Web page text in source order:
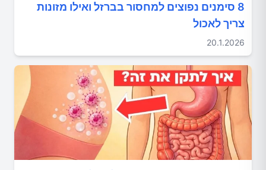
8 סימנים נפוצים למחסור בברזל ואילו מזונות
צריך לאכול
20.1.2026